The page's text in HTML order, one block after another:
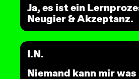
Ja, es ist ein
Neugier & Akzeptanz.
I.N.
Niemand kann mir was